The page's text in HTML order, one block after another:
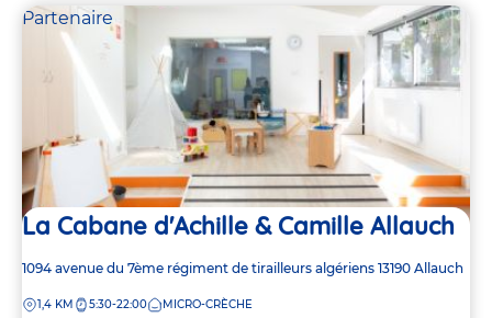
Partenaire
La Cabane d'Achille & Camille Allauch
Adresse
la
1094 avenue du 7ème régiment de tirailleurs algériens 13190 Allauch
DISTANCE
1,4 KM 5:30-22:00 MICRO-CRÈCHE